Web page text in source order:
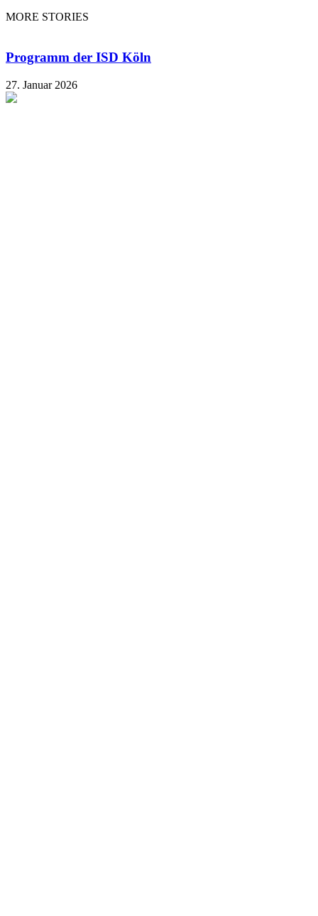
MORE STORIES
Programm der ISD Köln
27. Januar 2026